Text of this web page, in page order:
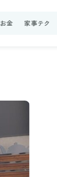
お金 家事テク